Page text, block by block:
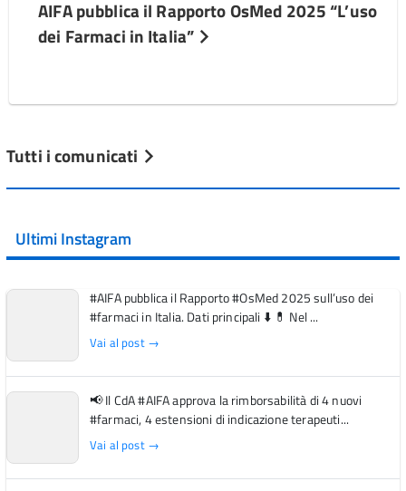
AIFA pubblica il Rapporto OsMed 2025 “L’uso
dei Farmaci in Italia”
Tutti i comunicati
Ultimi Instagram
#AIFA pubblica il Rapporto #OsMed 2025 sull’uso dei
#farmaci in Italia. Dati principali ⬇️ 💊 Nel ...
Vai al post →
📢 Il CdA #AIFA approva la rimborsabilità di 4 nuovi
#farmaci, 4 estensioni di indicazione terapeuti...
Vai al post →